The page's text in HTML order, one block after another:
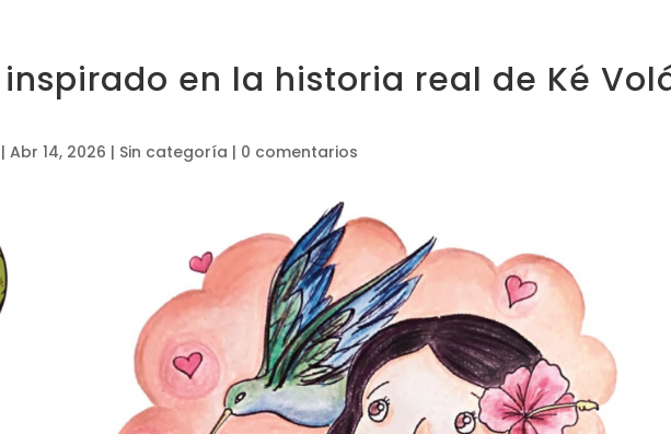
inspirado en la historia real de Ké
|Abr 14, 2026 | Sin categoría | 0 comentarios